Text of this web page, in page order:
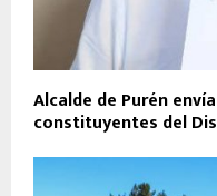
Alcalde de Purén
constituyentes del